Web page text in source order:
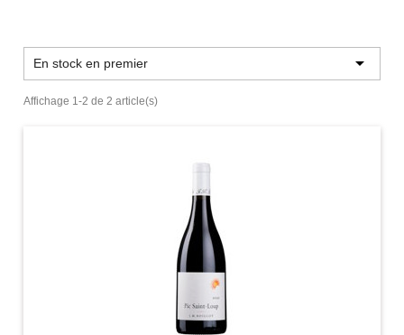
En stock en premier 
Affichage 1-2 de 2 article(s)